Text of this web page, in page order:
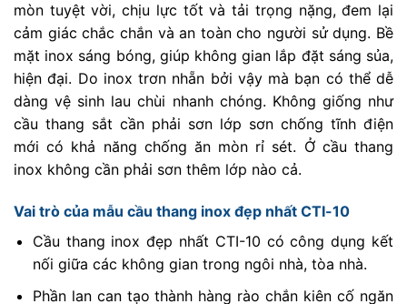
mòn tuyệt vời, chịu lực tốt và tải trọng nặng, đem lại
cảm giác chắc chắn và an toàn cho người sử dụng. Bề
mặt inox sáng bóng, giúp không gian lắp đặt sáng sủa,
hiện đại. Do inox trơn nhẵn bởi vậy mà bạn có thể dễ
dàng vệ sinh lau chùi nhanh chóng. Không giống như
cầu thang sắt cần phải sơn lớp sơn chống tĩnh điện
mới có khả năng chống ăn mòn rỉ sét. Ở cầu thang
inox không cần phải sơn thêm lớp nào cả.
Vai trò của mẫu cầu thang inox đẹp nhất CTI-10
Cầu thang inox đẹp nhất CTI-10 có công dụng kết
nối giữa các không gian trong ngôi nhà, tòa nhà.
Phần lan can tạo thành hàng rào chắn kiên cố ngăn